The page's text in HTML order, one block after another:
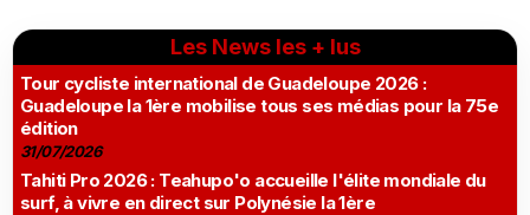
Les News les + lus
Tour cycliste international de Guadeloupe 2026 :
Guadeloupe la 1ère mobilise tous ses médias pour la 75e
édition
31/07/2026
Tahiti Pro 2026 : Teahupo'o accueille l'élite mondiale du
surf, à vivre en direct sur Polynésie la 1ère